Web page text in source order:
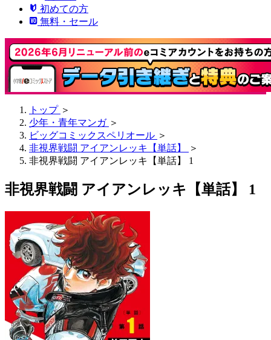
初めての方
無料・セール
トップ ＞
少年・青年マンガ ＞
ビッグコミックスペリオール ＞
非視界戦闘 アイアンレッキ【単話】
＞
非視界戦闘 アイアンレッキ【単話】 1
非視界戦闘 アイアンレッキ【単話】 1